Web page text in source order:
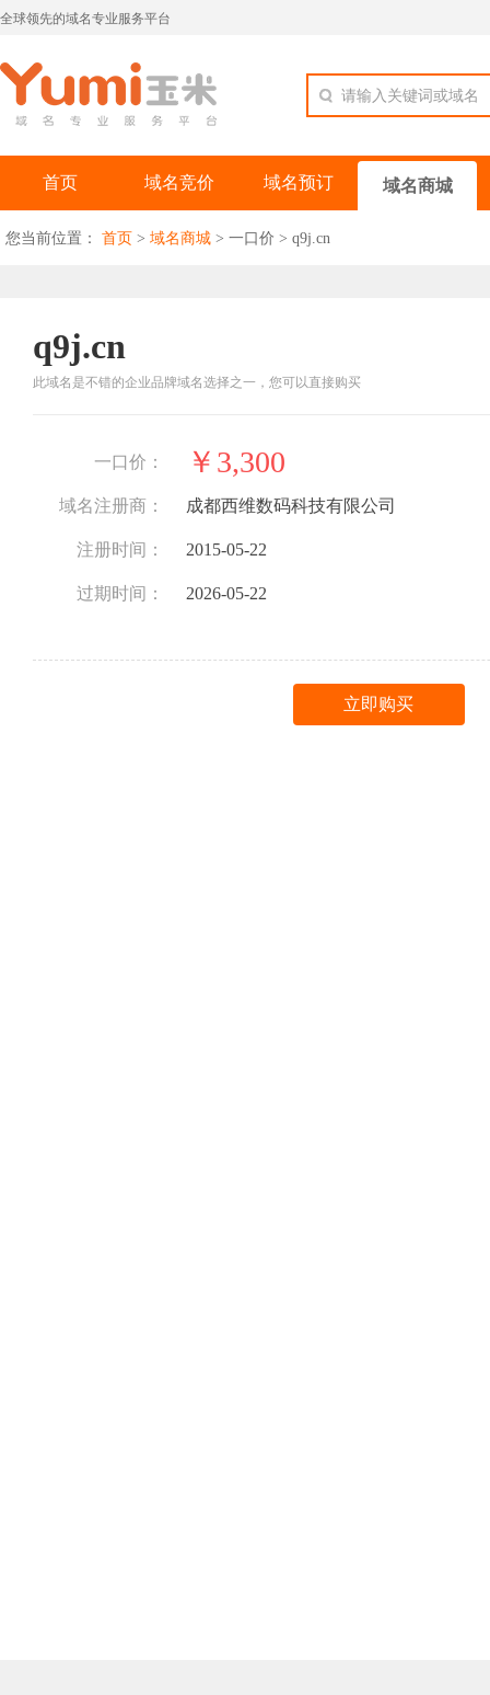
全球领先的域名专业服务平台
请输入关键词或域名
首页 域名竞价 域名预订 域名商城
您当前位置： 首页 > 域名商城 > 一口价 > q9j.cn
q9j.cn
此域名是不错的企业品牌域名选择之一，您可以直接购买
一口价： ￥3,300
域名注册商： 成都西维数码科技有限公司
注册时间： 2015-05-22
过期时间： 2026-05-22